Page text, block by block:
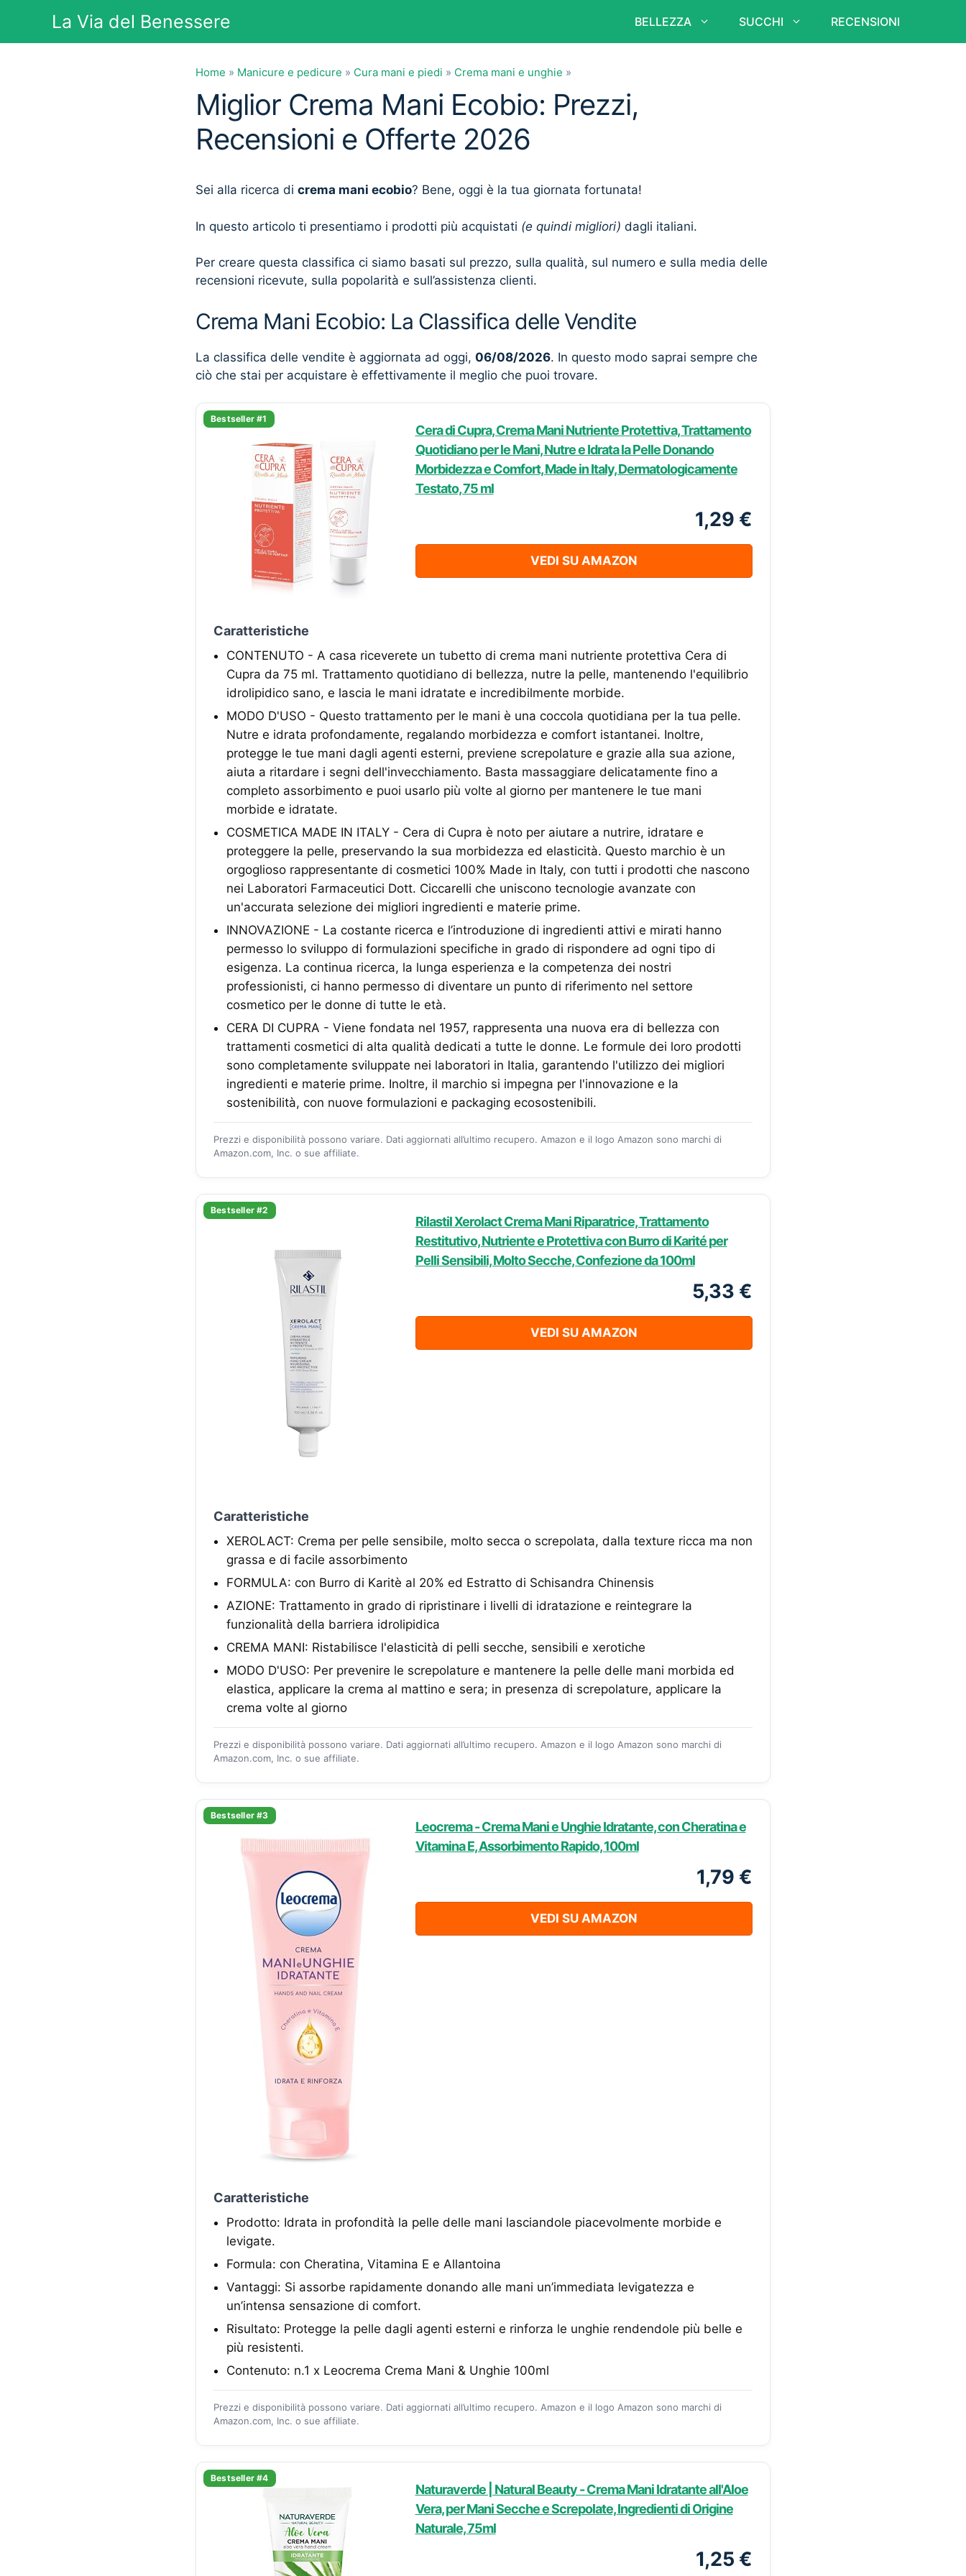
contenuto
La Via del Benessere BELLEZZA SUCCHI RECENSIONI
Home » Manicure e pedicure » Cura mani e piedi » Crema mani e unghie »
Miglior Crema Mani Ecobio: Prezzi,
Recensioni e Offerte 2026
Sei alla ricerca di crema mani ecobio? Bene, oggi è la tua giornata fortunata!
In questo articolo ti presentiamo i prodotti più acquistati (e quindi migliori) dagli italiani.
Per creare questa classifica ci siamo basati sul prezzo, sulla qualità, sul numero e sulla media delle
recensioni ricevute, sulla popolarità e sull’assistenza clienti.
Crema Mani Ecobio: La Classifica delle Vendite
La classifica delle vendite è aggiornata ad oggi, 06/08/2026. In questo modo saprai sempre che
ciò che stai per acquistare è effettivamente il meglio che puoi trovare.
Bestseller #1
Cera di Cupra, Crema Mani Nutriente Protettiva, Trattamento
Quotidiano per le Mani, Nutre e Idrata la Pelle Donando
Morbidezza e Comfort, Made in Italy, Dermatologicamente
Testato, 75 ml
1,29 €
VEDI SU AMAZON
Caratteristiche
CONTENUTO - A casa riceverete un tubetto di crema mani nutriente protettiva Cera di
Cupra da 75 ml. Trattamento quotidiano di bellezza, nutre la pelle, mantenendo l'equilibrio
idrolipidico sano, e lascia le mani idratate e incredibilmente morbide.
MODO D'USO - Questo trattamento per le mani è una coccola quotidiana per la tua pelle.
Nutre e idrata profondamente, regalando morbidezza e comfort istantanei. Inoltre,
protegge le tue mani dagli agenti esterni, previene screpolature e grazie alla sua azione,
aiuta a ritardare i segni dell'invecchiamento. Basta massaggiare delicatamente fino a
completo assorbimento e puoi usarlo più volte al giorno per mantenere le tue mani
morbide e idratate.
COSMETICA MADE IN ITALY - Cera di Cupra è noto per aiutare a nutrire, idratare e
proteggere la pelle, preservando la sua morbidezza ed elasticità. Questo marchio è un
orgoglioso rappresentante di cosmetici 100% Made in Italy, con tutti i prodotti che nascono
nei Laboratori Farmaceutici Dott. Ciccarelli che uniscono tecnologie avanzate con
un'accurata selezione dei migliori ingredienti e materie prime.
INNOVAZIONE - La costante ricerca e l’introduzione di ingredienti attivi e mirati hanno
permesso lo sviluppo di formulazioni specifiche in grado di rispondere ad ogni tipo di
esigenza. La continua ricerca, la lunga esperienza e la competenza dei nostri
professionisti, ci hanno permesso di diventare un punto di riferimento nel settore
cosmetico per le donne di tutte le età.
CERA DI CUPRA - Viene fondata nel 1957, rappresenta una nuova era di bellezza con
trattamenti cosmetici di alta qualità dedicati a tutte le donne. Le formule dei loro prodotti
sono completamente sviluppate nei laboratori in Italia, garantendo l'utilizzo dei migliori
ingredienti e materie prime. Inoltre, il marchio si impegna per l'innovazione e la
sostenibilità, con nuove formulazioni e packaging ecosostenibili.
Prezzi e disponibilità possono variare. Dati aggiornati all’ultimo recupero. Amazon e il logo Amazon sono marchi di
Amazon.com, Inc. o sue affiliate.
Bestseller #2
Rilastil Xerolact Crema Mani Riparatrice, Trattamento
Restitutivo, Nutriente e Protettiva con Burro di Karité per
Pelli Sensibili, Molto Secche, Confezione da 100ml
5,33 €
VEDI SU AMAZON
Caratteristiche
XEROLACT: Crema per pelle sensibile, molto secca o screpolata, dalla texture ricca ma non
grassa e di facile assorbimento
FORMULA: con Burro di Karitè al 20% ed Estratto di Schisandra Chinensis
AZIONE: Trattamento in grado di ripristinare i livelli di idratazione e reintegrare la
funzionalità della barriera idrolipidica
CREMA MANI: Ristabilisce l'elasticità di pelli secche, sensibili e xerotiche
MODO D'USO: Per prevenire le screpolature e mantenere la pelle delle mani morbida ed
elastica, applicare la crema al mattino e sera; in presenza di screpolature, applicare la
crema volte al giorno
Prezzi e disponibilità possono variare. Dati aggiornati all’ultimo recupero. Amazon e il logo Amazon sono marchi di
Amazon.com, Inc. o sue affiliate.
Bestseller #3
Leocrema - Crema Mani e Unghie Idratante, con Cheratina e
Vitamina E, Assorbimento Rapido, 100ml
1,79 €
VEDI SU AMAZON
Caratteristiche
Prodotto: Idrata in profondità la pelle delle mani lasciandole piacevolmente morbide e
levigate.
Formula: con Cheratina, Vitamina E e Allantoina
Vantaggi: Si assorbe rapidamente donando alle mani un’immediata levigatezza e
un’intensa sensazione di comfort.
Risultato: Protegge la pelle dagli agenti esterni e rinforza le unghie rendendole più belle e
più resistenti.
Contenuto: n.1 x Leocrema Crema Mani & Unghie 100ml
Prezzi e disponibilità possono variare. Dati aggiornati all’ultimo recupero. Amazon e il logo Amazon sono marchi di
Amazon.com, Inc. o sue affiliate.
Bestseller #4
Naturaverde | Natural Beauty - Crema Mani Idratante all'Aloe
Vera, per Mani Secche e Screpolate, Ingredienti di Origine
Naturale, 75ml
1,25 €